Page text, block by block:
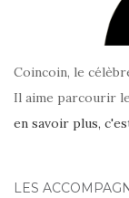
Coincoin, le
Il aime parcourir
en savoir plus,
LES